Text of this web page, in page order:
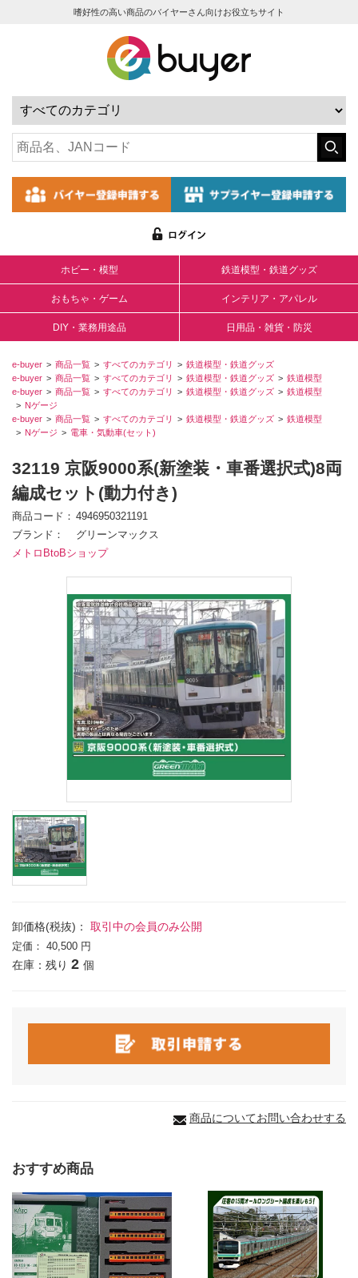
嗜好性の高い商品のバイヤーさん向けお役立ちサイト
ホビー・模型 鉄道模型・鉄道グッズ
おもちゃ・ゲーム インテリア・アパレル
DIY・業務用途品 日用品・雑貨・防災
e-buyer 商品一覧 すべてのカテゴリ
鉄道模型・鉄道グッズ
e-buyer
商品一覧 すべてのカテゴリ 鉄道模型・鉄道グッズ
鉄道模型
e-buyer
商品一覧 すべてのカテゴリ 鉄道模型・鉄道グッズ
鉄道模型
Nゲージ
e-buyer
商品一覧 すべてのカテゴリ 鉄道模型・鉄道グッズ
鉄道模型
Nゲージ
電車・気動車(セット)
32119 京阪9000系(新塗装・車番選択式)8両
編成セット(動力付き)
商品コード
4946950321191
ブランド
グリーンマックス
メトロBtoBショップ
卸価格(税抜)： 取引中の会員のみ公開
定価： 40,500 円
在庫：残り 2 個
商品についてお問い合わせする
おすすめ商品